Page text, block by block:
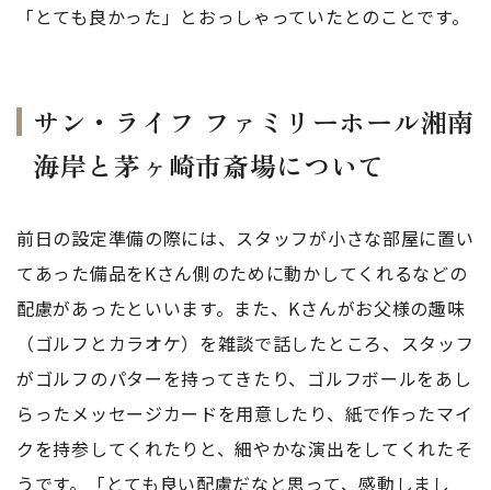
「とても良かった」とおっしゃっていたとのことです。
サン・ライフ ファミリーホール湘南
海岸と茅ヶ崎市斎場について
前日の設定準備の際には、スタッフが小さな部屋に置い
てあった備品をKさん側のために動かしてくれるなどの
配慮があったといいます。また、Kさんがお父様の趣味
（ゴルフとカラオケ）を雑談で話したところ、スタッフ
がゴルフのパターを持ってきたり、ゴルフボールをあし
らったメッセージカードを用意したり、紙で作ったマイ
クを持参してくれたりと、細やかな演出をしてくれたそ
うです。「とても良い配慮だなと思って、感動しまし